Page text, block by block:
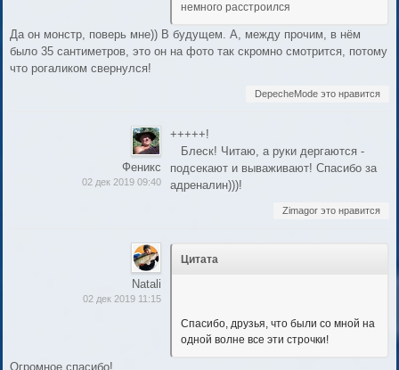
немного расстроился
Да он монстр, поверь мне)) В будущем. А, между прочим, в нём
было 35 сантиметров, это он на фото так скромно смотрится, потому
что рогаликом свернулся!
DepecheMode это нравится
Феникс
02 дек 2019 09:40
+++++!
Блеск! Читаю, а руки дергаются -
подсекают и вываживают! Спасибо за
адреналин)))!
Zimagor это нравится
Natali
02 дек 2019 11:15
Цитата
Спасибо, друзья, что были со мной на
одной волне все эти строчки!
Огромное спасибо!